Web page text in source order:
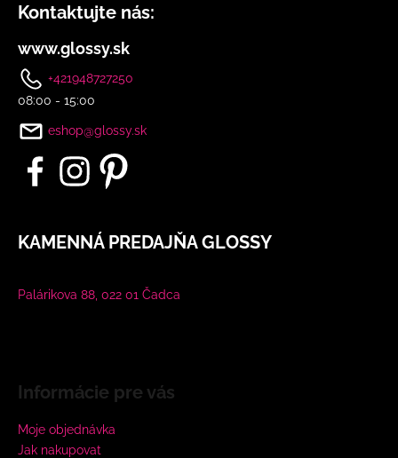
Kontaktujte nás:
www.glossy.sk
+421948727250
08:00 - 15:00
eshop@glossy.sk
KAMENNÁ PREDAJŇA GLOSSY
Palárikova 88, 022 01 Čadca
Informácie pre vás
Moje objednávka
Jak nakupovat